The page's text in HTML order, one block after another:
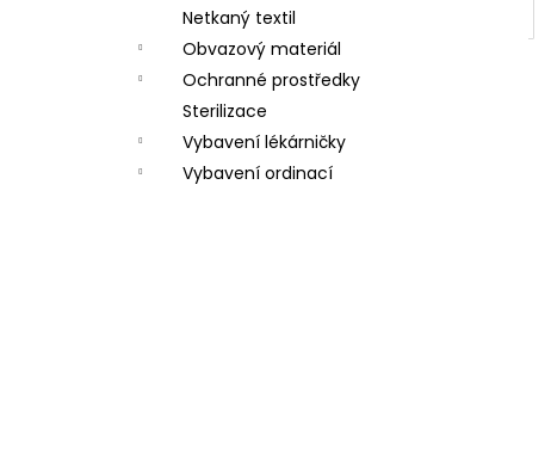
Netkaný textil
Obvazový materiál
Ochranné prostředky
Sterilizace
Vybavení lékárničky
Vybavení ordinací